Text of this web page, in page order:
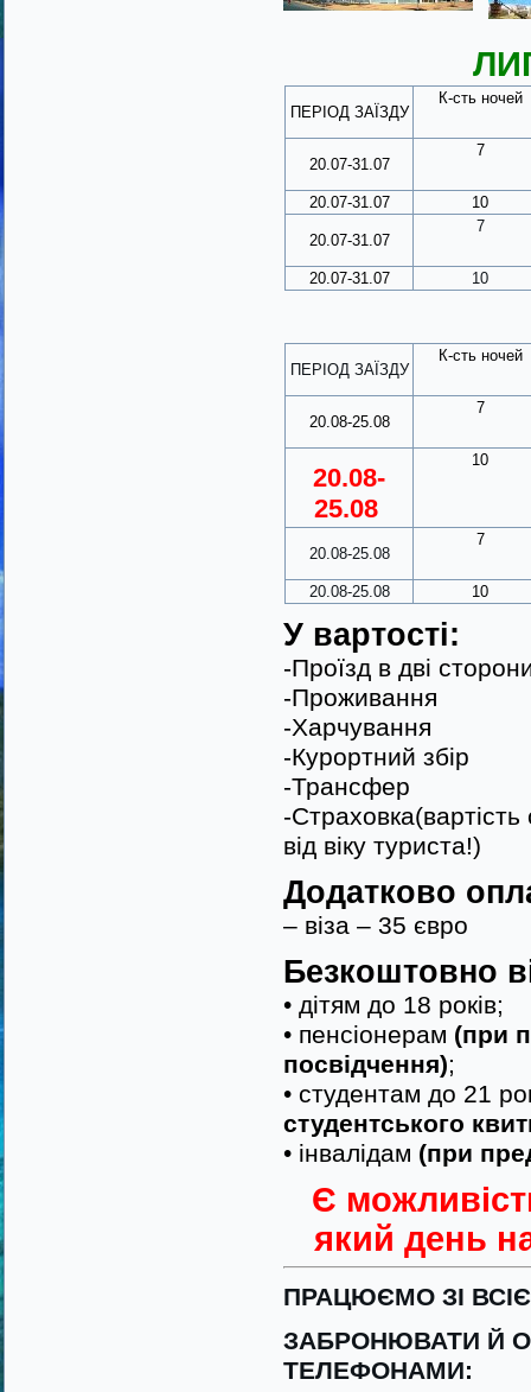
ПЕРІОД ЗАЇЗДУ
К-сть ночей
20.07-31.07
7
20.07-31.07 10
20.07-31.07
7
20.07-31.07 10
ПЕРІОД ЗАЇЗДУ
К-сть ночей
20.08-25.08
7
20.08-
25.08
10
20.08-25.08
7
20.08-25.08 10
У вартості:
-Проїзд в дві
-Проживання
-Харчування
-Курортний збір
-Трансфер
-
від віку туриста!)
Додатково
– віза – 35 євро
Безкоштовно
• дітям до 18 років;
• пенсіонерам (при
посвідчення);
• студентам до 21
студентського
• інвалідам (при
Є
який день
ПРАЦЮЄМО ЗІ
ЗАБРОНЮВАТИ Й
ТЕЛЕФОНАМИ: